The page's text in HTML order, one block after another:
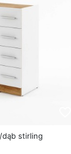
dąb stirling